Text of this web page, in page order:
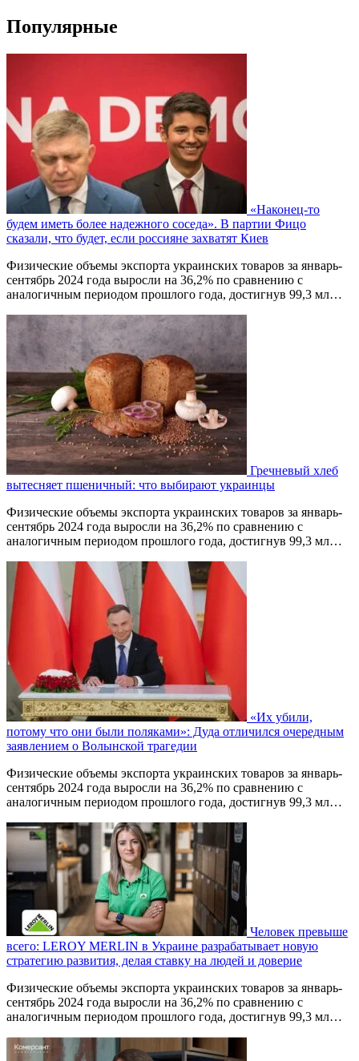
Популярные
«Наконец-то
будем иметь более надежного соседа». В партии Фицо
сказали, что будет, если россияне захватят Киев
Физические объемы экспорта украинских товаров за январь-
сентябрь 2024 года выросли на 36,2% по сравнению с
аналогичным периодом прошлого года, достигнув 99,3 мл…
Гречневый хлеб
вытесняет пшеничный: что выбирают украинцы
Физические объемы экспорта украинских товаров за январь-
сентябрь 2024 года выросли на 36,2% по сравнению с
аналогичным периодом прошлого года, достигнув 99,3 мл…
«Их убили,
потому что они были поляками»: Дуда отличился очередным
заявлением о Волынской трагедии
Физические объемы экспорта украинских товаров за январь-
сентябрь 2024 года выросли на 36,2% по сравнению с
аналогичным периодом прошлого года, достигнув 99,3 мл…
Человек превыше
всего: LEROY MERLIN в Украине разрабатывает новую
стратегию развития, делая ставку на людей и доверие
Физические объемы экспорта украинских товаров за январь-
сентябрь 2024 года выросли на 36,2% по сравнению с
аналогичным периодом прошлого года, достигнув 99,3 мл…